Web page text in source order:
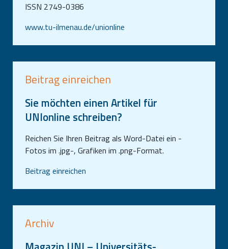
www.tu-ilmenau.de/unionline
ISSN 2749-0386
Beitrag einreichen
Sie möchten einen Artikel für
UNIonline schreiben?
Reichen Sie Ihren Beitrag als Word-Datei ein -
Fotos im .jpg-, Grafiken im .png-Format.
Beitrag einreichen
Archiv